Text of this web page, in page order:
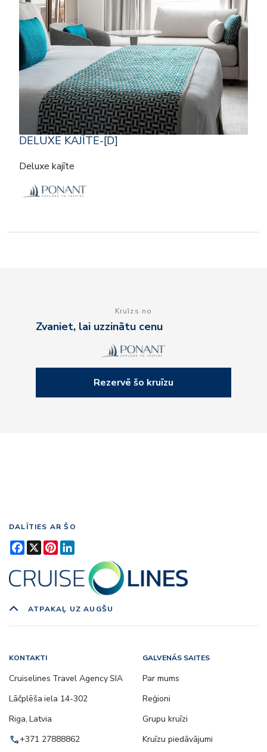
DELUXE KAJĪTE-[D]
Deluxe kajīte
Kruīzs no
Zvaniet, lai uzzinātu cenu
Rezervē šo kruīzu
DALĪTIES AR ŠO
Facebook
X Pinterest
ATPAKAĻ UZ AUGŠU
KONTAKTI
Cruiselines Travel Agency SIA
Lāčplēša iela 14-302
Riga, Latvia
call+371 27888862
GALVENĀS SAITES
Par mums
Reģioni
Grupu kruīzi
Kruīzu piedāvājumi